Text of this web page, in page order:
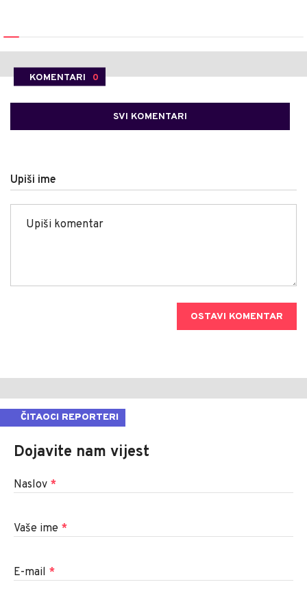
KOMENTARI 0
SVI KOMENTARI
Upiši ime
OSTAVI KOMENTAR
ČITAOCI REPORTERI
Dojavite nam vijest
Naslov *
Vaše ime *
E-mail *